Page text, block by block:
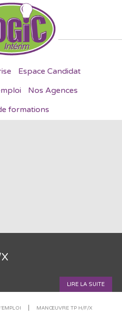
Espace Candidat
Nos Agences
formations
LIRE LA SUITE
| MANŒUVRE TP H/F/X